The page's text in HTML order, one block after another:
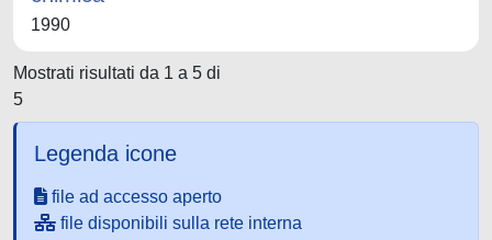
1990
Mostrati risultati da 1 a 5 di
5
Legenda icone
file ad accesso aperto
file disponibili sulla rete interna